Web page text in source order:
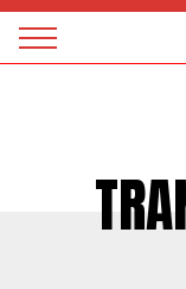
Magazine
Panneau de gestion